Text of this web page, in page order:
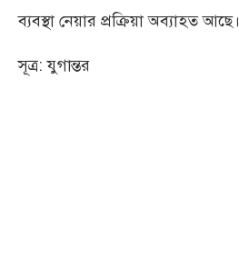
ব্যবস্থা নেয়ার প্রক্রিয়া অব্যাহত আছে।
সূত্র: যুগান্তর